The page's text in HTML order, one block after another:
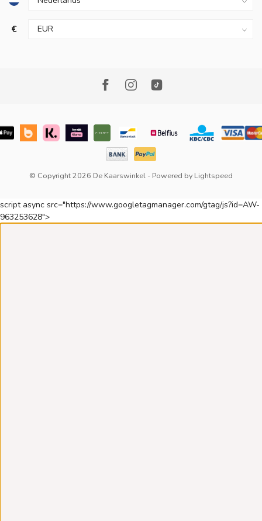
€
© Copyright 2026 De Kaarswinkel - Powered by Lightspeed
script async src="https://www.googletagmanager.com/gtag/js?id=AW-
963253628">